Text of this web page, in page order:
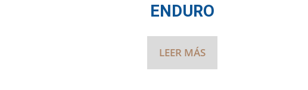
ENDURO
LEER MÁS